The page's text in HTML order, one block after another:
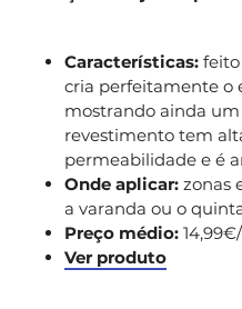
Características: feito
cria perfeitamente o
mostrando ainda
revestimento tem
permeabilidade e é
Onde aplicar: zonas
a varanda ou o
Preço médio:
Ver produto